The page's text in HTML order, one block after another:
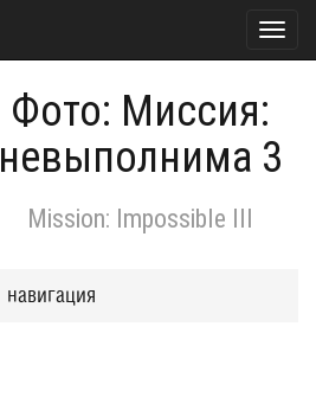
Фото: Миссия:
невыполнима 3
Mission: Impossible III
навигация